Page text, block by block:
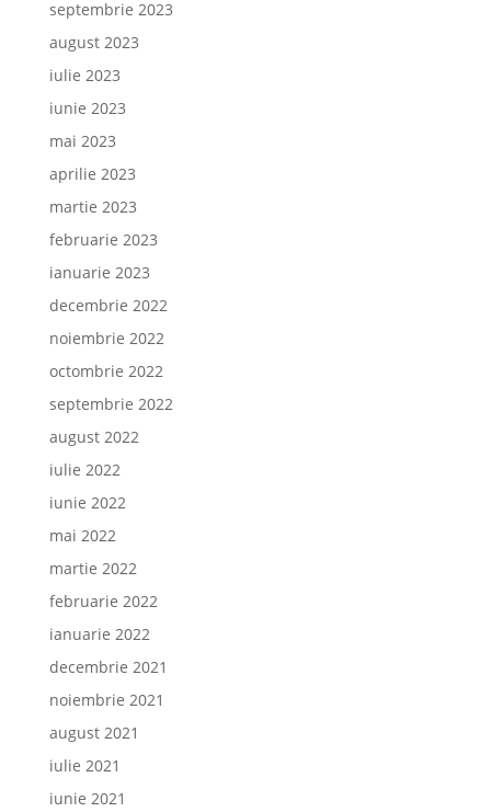
septembrie 2023
august 2023
iulie 2023
iunie 2023
mai 2023
aprilie 2023
martie 2023
februarie 2023
ianuarie 2023
decembrie 2022
noiembrie 2022
octombrie 2022
septembrie 2022
august 2022
iulie 2022
iunie 2022
mai 2022
martie 2022
februarie 2022
ianuarie 2022
decembrie 2021
noiembrie 2021
august 2021
iulie 2021
iunie 2021